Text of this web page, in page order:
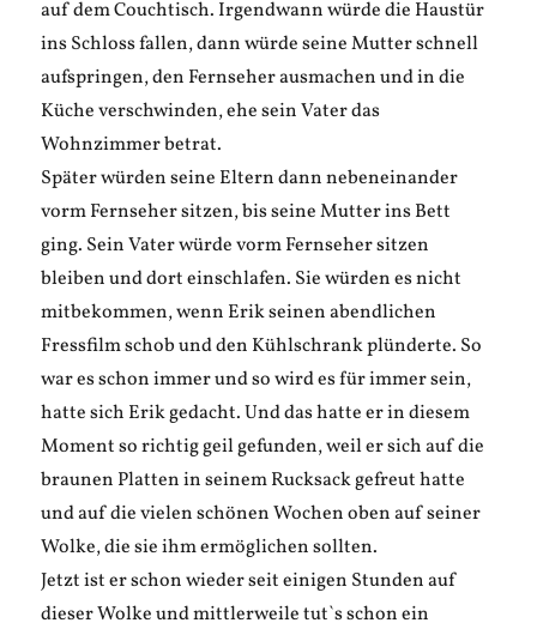
auf dem Couchtisch. Irgendwann würde die Haustür
ins Schloss fallen, dann würde seine Mutter schnell
aufspringen, den Fernseher ausmachen und in die
Küche verschwinden, ehe sein Vater das
Wohnzimmer betrat.
Später würden seine Eltern dann nebeneinander
vorm Fernseher sitzen, bis seine Mutter ins Bett
ging. Sein Vater würde vorm Fernseher sitzen
bleiben und dort einschlafen. Sie würden es nicht
mitbekommen, wenn Erik seinen abendlichen
Fressfilm schob und den Kühlschrank plünderte. So
war es schon immer und so wird es für immer sein,
hatte sich Erik gedacht. Und das hatte er in diesem
Moment so richtig geil gefunden, weil er sich auf die
braunen Platten in seinem Rucksack gefreut hatte
und auf die vielen schönen Wochen oben auf seiner
Wolke, die sie ihm ermöglichen sollten.
Jetzt ist er schon wieder seit einigen Stunden auf
dieser Wolke und mittlerweile tut`s schon ein